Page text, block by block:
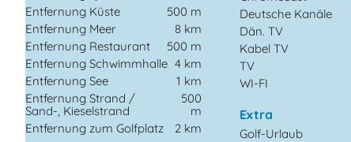
Entfernung Küste
500 m
Entfernung Meer
8 km
Entfernung Restaurant
500 m
Entfernung Schwimmhalle 4 km
Entfernung See
1 km
Entfernung Strand /
Sand-, Kieselstrand
500
m
Entfernung zum Golfplatz
2 km
Deutsche Kanäle
Dän. TV
Kabel TV
TV
WI-FI
Extra
Golf-Urlaub